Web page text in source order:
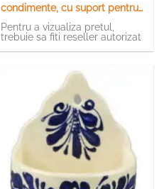
condimente, cu suport pentru
servetele din bambus, Alb
Pentru a vizualiza pretul,
trebuie sa fiti reseller autorizat